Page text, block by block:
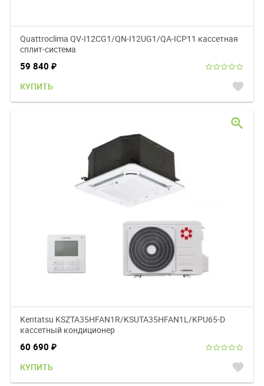
Quattroclima QV-I12CG1/QN-I12UG1/QA-ICP11 кассетная
сплит-система
59 840 ₽
КУПИТЬ favorite
Kentatsu KSZTA35HFAN1R/KSUTA35HFAN1L/KPU65-D
кассетный кондиционер
60 690 ₽
КУПИТЬ favorite
zoom_in